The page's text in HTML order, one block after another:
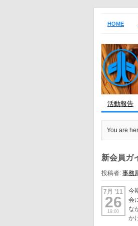
HOME
活動報告
You are
新会員ガ
投稿者: 事務
7月 ’11
26
19:00
今
会
な
か